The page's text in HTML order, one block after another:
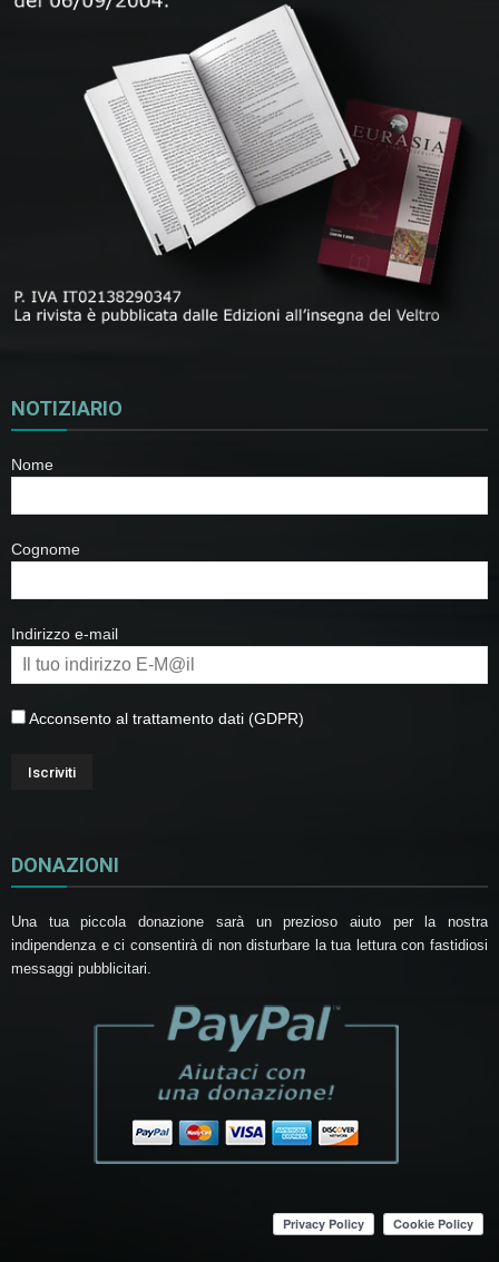
NOTIZIARIO
Nome
Cognome
Indirizzo e-mail
Acconsento al trattamento dati (GDPR)
DONAZIONI
Una tua piccola donazione sarà un prezioso aiuto per la nostra
indipendenza e ci consentirà di non disturbare la tua lettura con fastidiosi
messaggi pubblicitari.